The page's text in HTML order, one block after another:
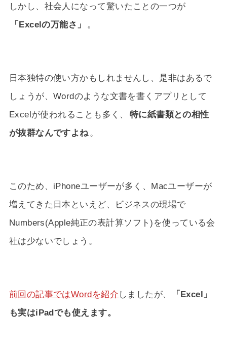
しかし、社会人になって驚いたことの一つが
「Excelの万能さ」
。
日本独特の使い方かもしれませんし、是非はあるで
しょうが、Wordのような文書を書くアプリとして
Excelが使われることも多く、
特に紙書類との相性
が抜群なんですよね 。
このため、iPhoneユーザーが多く、Macユーザーが
増えてきた日本といえど、ビジネスの現場で
Numbers(Apple純正の表計算ソフト)を使っている会
社は少ないでしょう。
前回の記事ではWordを紹介 しましたが、
「Excel」
も実はiPadでも使えます。